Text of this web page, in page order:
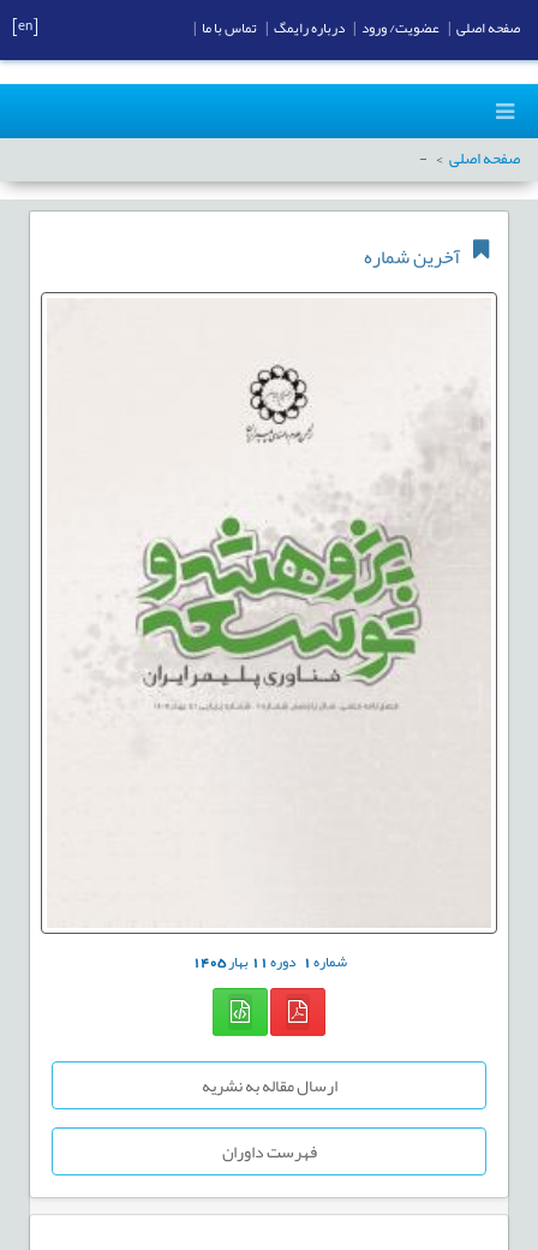
صفحه اصلی -
آخرین شماره
شماره1 دوره11بهار1405
ارسال مقاله به نشریه
فهرست داوران
صفحه اصلی عضویت/ ورود درباره رایمگ تماس با ما